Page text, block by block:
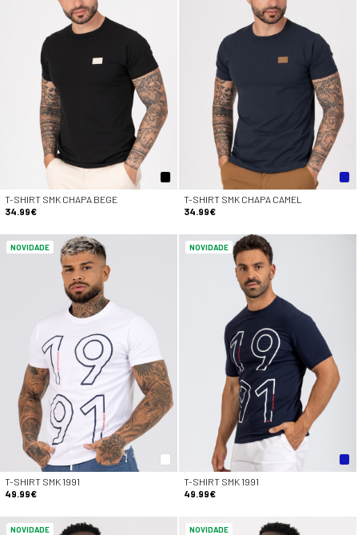
T-SHIRT SMK CHAPA BEGE
34.99€
T-SHIRT SMK CHAPA CAMEL
34.99€
NOVIDADE
T-SHIRT SMK 1991
49.99€
NOVIDADE
T-SHIRT SMK 1991
49.99€
NOVIDADE NOVIDADE